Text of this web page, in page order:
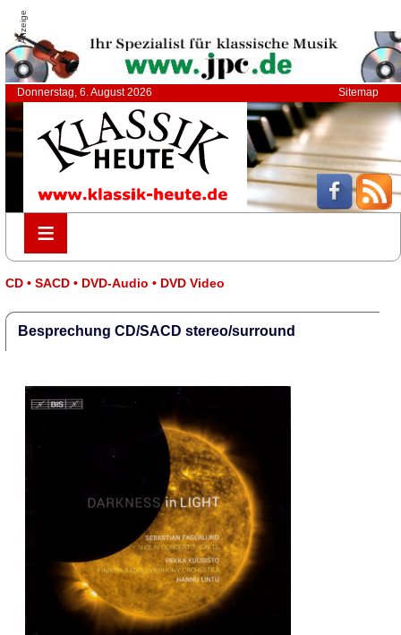
Anzeige
Donnerstag, 6. August 2026 Sitemap
≡
≡
CD • SACD • DVD-Audio • DVD Video
Besprechung CD/SACD stereo/surround